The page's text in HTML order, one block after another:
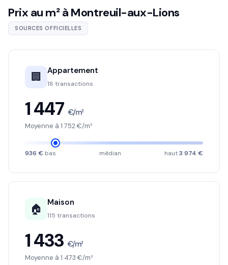
Prix au m² à Montreuil-aux-Lions
SOURCES OFFICIELLES
🏢 Appartement
18 transactions
1 447 €/m²
Moyenne à 1 752 €/m²
936 € bas médian haut3 974 €
🏠 Maison
115 transactions
1 433 €/m²
Moyenne à 1 473 €/m²